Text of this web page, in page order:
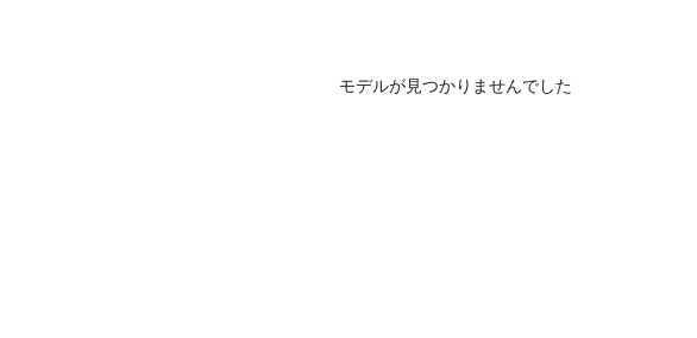
モデルが見つかりませんでした